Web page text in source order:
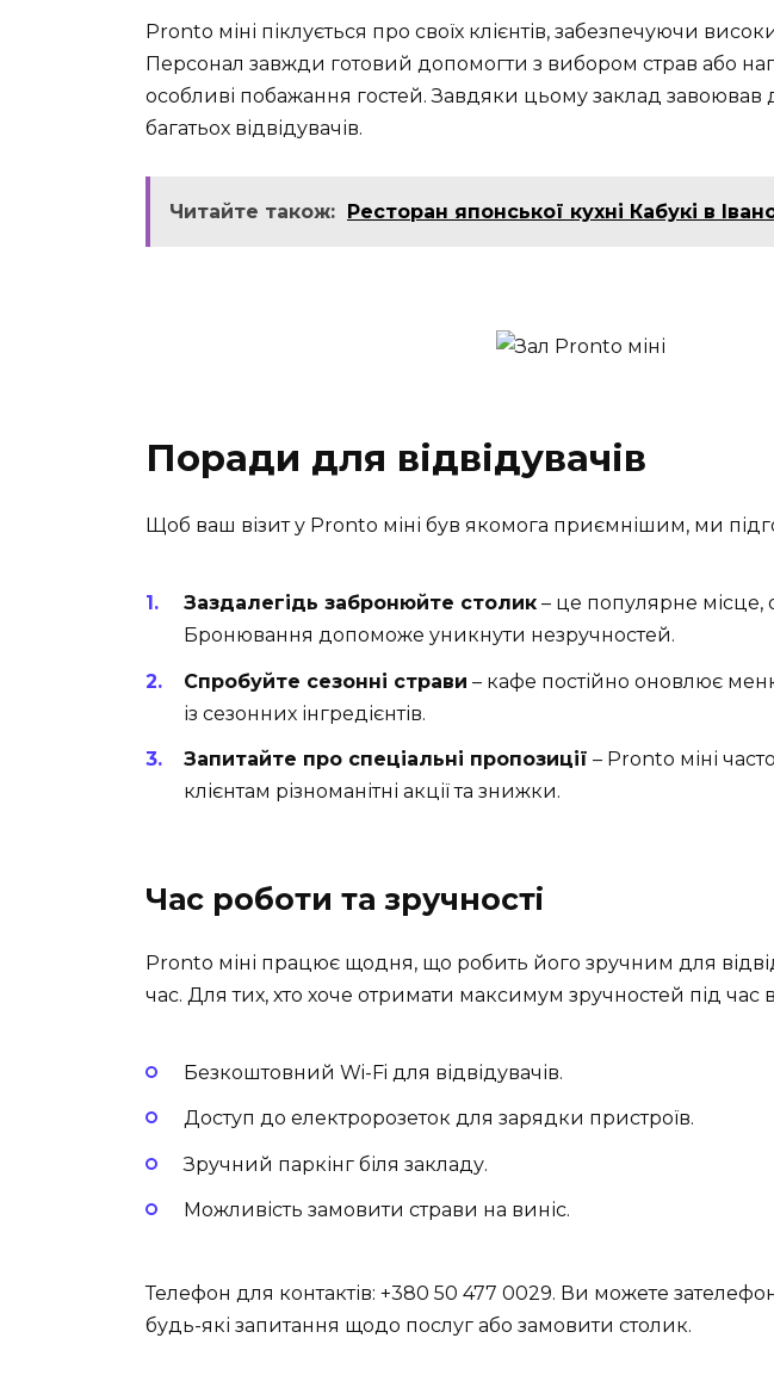
Pronto міні піклується про своїх клієнтів, забезпечуючи
Персонал завжди готовий допомогти з вибором страв або
особливі побажання гостей. Завдяки цьому заклад завоював
багатьох відвідувачів.
Читайте також: Ресторан японської кухні Кабукі в
Поради для відвідувачів
Щоб ваш візит у Pronto міні був якомога приємнішим, ми
Заздалегідь забронюйте столик – це популярне місце,
Бронювання допоможе уникнути незручностей.
Спробуйте сезонні страви – кафе постійно оновлює
із сезонних інгредієнтів.
Запитайте про спеціальні пропозиції – Pronto міні
клієнтам різноманітні акції та знижки.
Час роботи та зручності
Pronto міні працює щодня, що робить його зручним для
час. Для тих, хто хоче отримати максимум зручностей під час
Безкоштовний Wi-Fi для відвідувачів.
Доступ до електророзеток для зарядки пристроїв.
Зручний паркінг біля закладу.
Можливість замовити страви на виніс.
Телефон для контактів: +380 50 477 0029. Ви можете
будь-які запитання щодо послуг або замовити столик.